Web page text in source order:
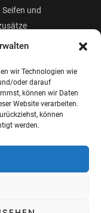
wir Technologien wie
oder darauf
können wir Daten
Website verarbeiten.
können
werden.
Seifen und